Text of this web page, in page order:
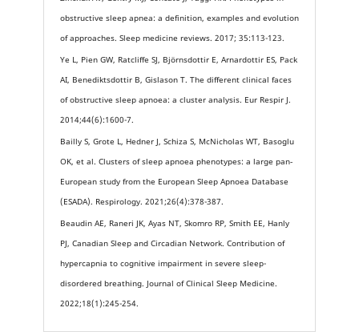
obstructive sleep apnea: a definition, examples and evolution
of approaches. Sleep medicine reviews. 2017; 35:113-123.
Ye L, Pien GW, Ratcliffe SJ, Björnsdottir E, Arnardottir ES, Pack
AI, Benediktsdottir B, Gislason T. The different clinical faces
of obstructive sleep apnoea: a cluster analysis. Eur Respir J.
2014;44(6):1600-7.
Bailly S, Grote L, Hedner J, Schiza S, McNicholas WT, Basoglu
OK, et al. Clusters of sleep apnoea phenotypes: a large pan‐
European study from the European Sleep Apnoea Database
(ESADA). Respirology. 2021;26(4):378-387.
Beaudin AE, Raneri JK, Ayas NT, Skomro RP, Smith EE, Hanly
PJ, Canadian Sleep and Circadian Network. Contribution of
hypercapnia to cognitive impairment in severe sleep-
disordered breathing. Journal of Clinical Sleep Medicine.
2022;18(1):245-254.